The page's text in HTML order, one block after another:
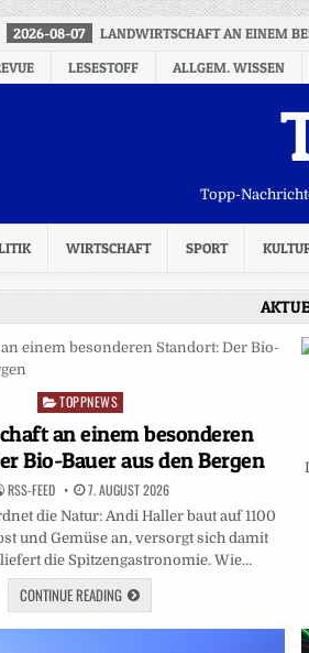
2026-08-07 LANDWIRTSCHAFT AN EINEM
LESESTOFF ALLGEM. WISSEN
Topp-
WIRTSCHAFT SPORT
Posted
in
TOPPNEWS
an einem besonderen
Bio-Bauer aus den Bergen
RSS-FEED 7. AUGUST 2026
die Natur: Andi Haller baut auf 1100
und Gemüse an, versorgt sich damit
die Spitzengastronomie. Wie…
CONTINUE READING